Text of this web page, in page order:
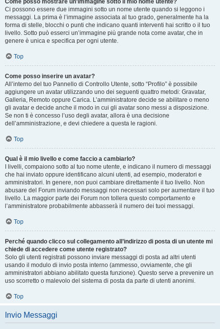
Come posso mostrare un’immagine sotto il mio nome utente?
Ci possono essere due immagini sotto un nome utente quando si leggono i
messaggi. La prima è l’immagine associata al tuo grado, generalmente ha la
forma di stelle, blocchi o punti che indicano quanti interventi hai scritto o il tuo
livello. Sotto può esserci un’immagine più grande nota come avatar, che in
genere è unica e specifica per ogni utente.
Top
Come posso inserire un avatar?
All’interno del tuo Pannello di Controllo Utente, sotto “Profilo” è possibile
aggiungere un avatar utilizzando uno dei seguenti quattro metodi: Gravatar,
Galleria, Remoto oppure Carica. L’amministratore decide se abilitare o meno
gli avatar e decide anche il modo in cui gli avatar sono messi a disposizione.
Se non ti è concesso l’uso degli avatar, allora è una decisione
dell’amministrazione, e devi chiedere a questa le ragioni.
Top
Qual è il mio livello e come faccio a cambiarlo?
I livelli, compaiono sotto al tuo nome utente, e indicano il numero di messaggi
che hai inviato oppure identificano alcuni utenti, ad esempio, moderatori e
amministratori. In genere, non puoi cambiare direttamente il tuo livello. Non
abusare del Forum inviando messaggi non necessari solo per aumentare il tuo
livello. La maggior parte dei Forum non tollera questo comportamento e
l’amministratore probabilmente abbasserà il numero dei tuoi messaggi.
Top
Perché quando clicco sul collegamento all’indirizzo di posta di un utente mi
chiede di accedere come utente registrato?
Solo gli utenti registrati possono inviare messaggi di posta ad altri utenti
usando il modulo di invio posta interno (ammesso, ovviamente, che gli
amministratori abbiano abilitato questa funzione). Questo serve a prevenire un
uso scorretto o malevolo del sistema di posta da parte di utenti anonimi.
Top
Invio Messaggi